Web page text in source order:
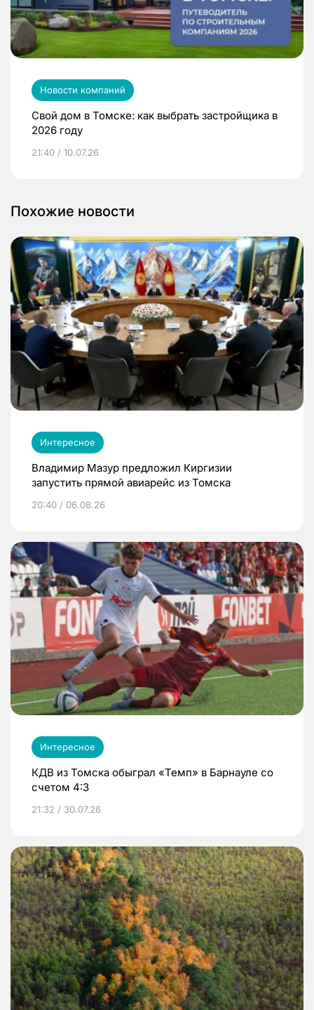
Новости компаний
Свой дом в Томске: как выбрать застройщика в
2026 году
21:40 / 10.07.26
Похожие новости
Интересное
Владимир Мазур предложил Киргизии
запустить прямой авиарейс из Томска
20:40 / 06.08.26
Интересное
КДВ из Томска обыграл «Темп» в Барнауле со
счетом 4:3
21:32 / 30.07.26